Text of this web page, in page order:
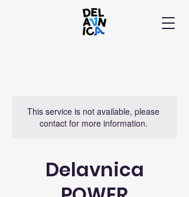
This service is not available, please
contact for more information.
Delavnica